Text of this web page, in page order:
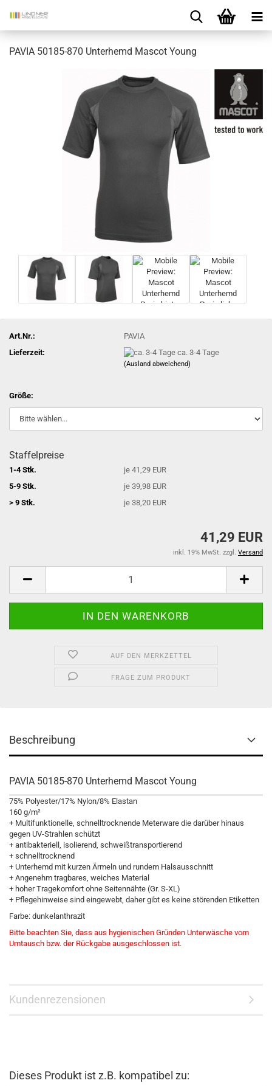
PAVIA 50185-870 Unterhemd Mascot Young
Art.Nr.:
PAVIA
Lieferzeit:
ca. 3-4 Tage
(Ausland abweichend)
Größe:
Staffelpreise
1-4 Stk.
je 41,29 EUR
5-9 Stk.
je 39,98 EUR
> 9 Stk.
je 38,20 EUR
41,29 EUR
inkl. 19% MwSt. zzgl. Versand
AUF DEN MERKZETTEL
FRAGE ZUM PRODUKT
Beschreibung
PAVIA 50185-870 Unterhemd Mascot Young
75% Polyester/17% Nylon/8% Elastan
160 g/m²
+ Multifunktionelle, schnelltrocknende Meterware die darüber hinaus
gegen UV-Strahlen schützt
+ antibakteriell, isolierend, schweißtransportierend
+ schnelltrocknend
+ Unterhemd mit kurzen Ärmeln und rundem Halsausschnitt
+ Angenehm tragbares, weiches Material
+ hoher Tragekomfort ohne Seitennähte (Gr. S-XL)
+ Pflegehinweise sind eingewebt, daher gibt es keine störenden Etiketten
Farbe: dunkelanthrazit
Bitte beachten Sie, dass aus hygienischen Gründen Unterwäsche vom
Umtausch bzw. der Rückgabe ausgeschlossen ist.
Kundenrezensionen
Dieses Produkt ist z.B. kompatibel zu: